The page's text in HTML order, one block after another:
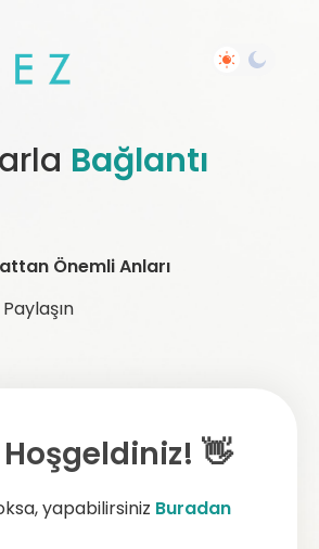
Bağlantı
Önemli Anları
Paylaşın
👋
yapabilirsiniz Buradan